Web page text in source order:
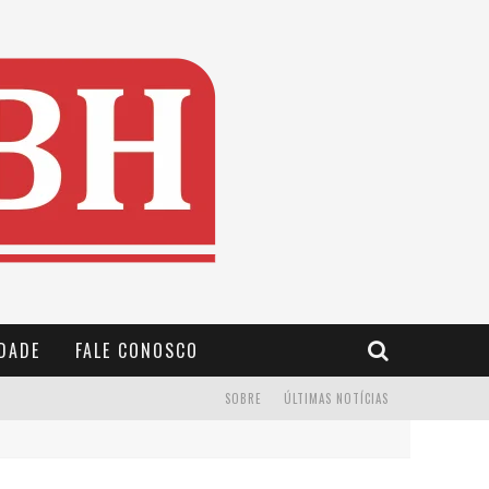
FALE CONOSCO
ÚLTIMAS NOTÍCIAS
SOBRE